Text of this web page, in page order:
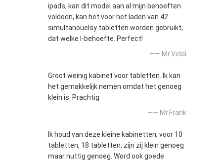
ipads, kan dit model aan al mijn behoeften
voldoen, kan het voor het laden van 42
simultanouelsy tabletten worden gebruikt,
dat welke I-behoefte. Perfect!
—— Mr.Vidal
Groot weinig kabinet voor tabletten. Ik kan
het gemakkelijk nemen omdat het genoeg
klein is. Prachtig
—— Mr.Frank
Ik houd van deze kleine kabinetten, voor 10
tabletten, 18 tabletten, zijn zij klein genoeg
maar nuttig genoeg. Word ook goede